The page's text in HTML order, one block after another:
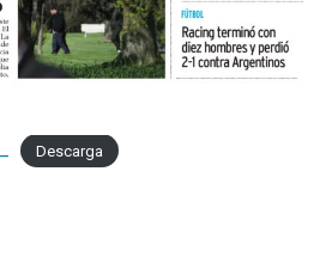
Descarga